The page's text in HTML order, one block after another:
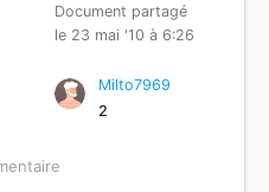
Document partagé
le 23 mai '10 à 6:26
Milto7969
2